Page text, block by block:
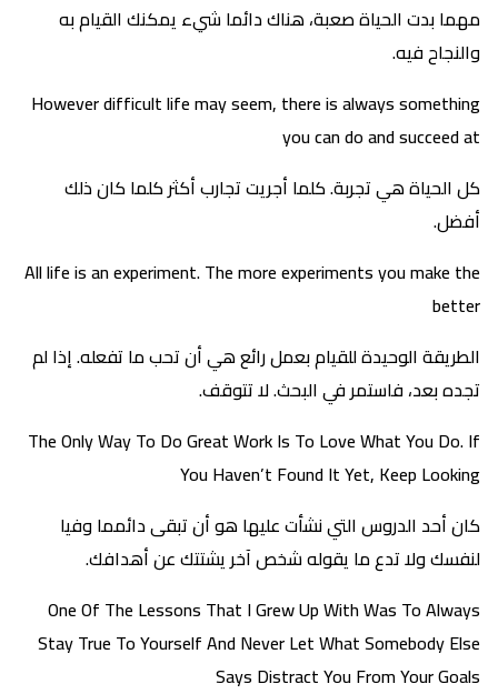
مهما بدت الحياة صعبة، هناك دائما شيء يمكنك القيام به
والنجاح فيه.
However difficult life may seem, there is always something
you can do and succeed at
كل الحياة هي تجربة. كلما أجريت تجارب أكثر كلما كان ذلك
أفضل.
All life is an experiment. The more experiments you make the
better
الطريقة الوحيدة للقيام بعمل رائع هي أن تحب ما تفعله. إذا لم
تجده بعد، فاستمر في البحث. لا تتوقف.
The Only Way To Do Great Work Is To Love What You Do. If
You Haven’t Found It Yet, Keep Looking
كان أحد الدروس التي نشأت عليها هو أن تبقى دائمما وفيا
لنفسك ولا تدع ما يقوله شخص آخر يشتتك عن أهدافك.
One Of The Lessons That I Grew Up With Was To Always
Stay True To Yourself And Never Let What Somebody Else
Says Distract You From Your Goals